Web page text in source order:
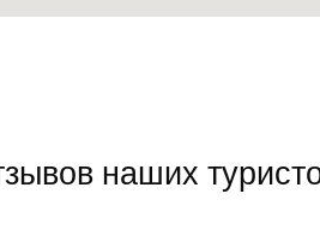
наших